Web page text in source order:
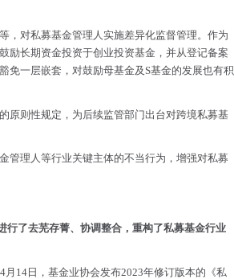
，对私募基金管理人实施差异化监督管理。作为
励长期资金投资于创业投资基金，并从登记备案
免一层嵌套，对鼓励母基金及S基金的发展也有积
原则性规定，为后续监管部门出台对跨境私募基
管理人等行业关键主体的不当行为，增强对私募
行了去芜存菁、协调整合，重构了私募基金行业
14日，基金业协会发布2023年修订版本的《私